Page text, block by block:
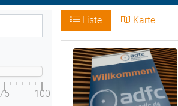
100
Liste Karte